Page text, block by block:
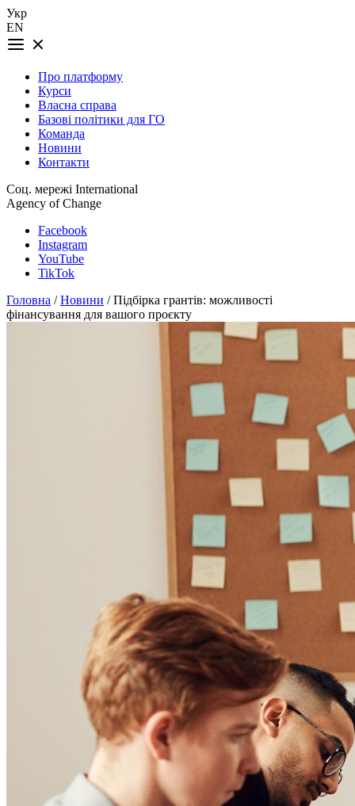
Укр
EN
Про платформу
Курси
Власна справа
Базові політики для ГО
Команда
Новини
Контакти
Соц. мережі International
Agency of Change
Facebook
Instagram
YouTube
TikTok
Головна /Новини / Підбірка грантів: можливості
фінансування для вашого проєкту